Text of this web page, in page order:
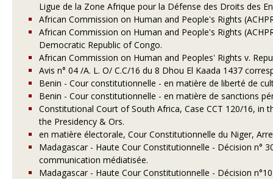
Ligue de la Zone Afrique pour la Défense des Droits des
African Commission on Human and People's Rights
African Commission on Human and People's Rights
Democratic Republic of Congo.
African Commission on Human and Peoples' Rights v.
Avis n° 04 /A. L. O/ C.C/16 du 8 Dhou El Kaada 1437
Benin - Cour constitutionnelle - en matière de liberté de
Benin - Cour constitutionnelle - en matière de sanctions
Constitutional Court of South Africa, Case CCT 120/16,
the Presidency & Ors.
en matière électorale, Cour Constitutionnelle du Niger,
Madagascar - Haute Cour Constitutionnelle - Décision n°
communication médiatisée.
Madagascar - Haute Cour Constitutionnelle - Décision